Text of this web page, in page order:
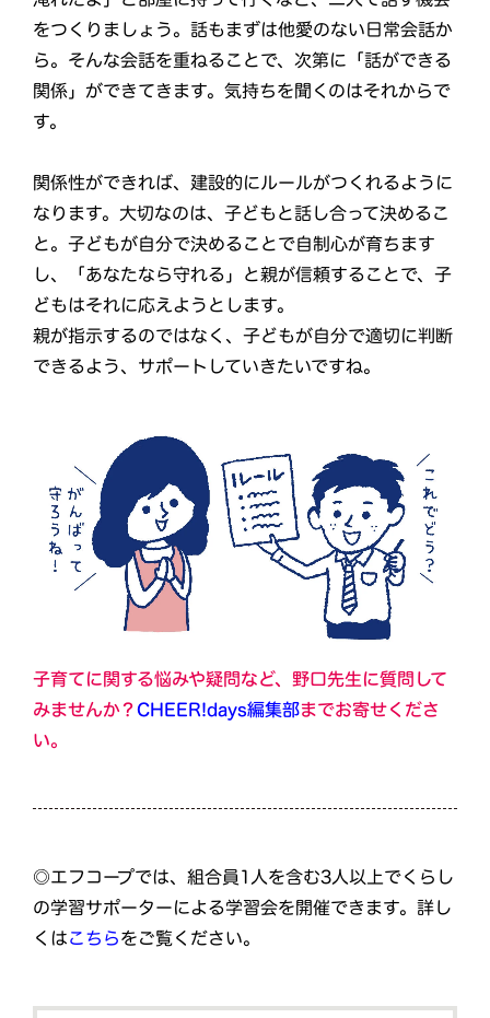
をつくりましょう。話もまずは他愛のない日常会話か
ら。そんな会話を重ねることで、次第に「話ができる
関係」ができてきます。気持ちを聞くのはそれからで
す。
関係性ができれば、建設的にルールがつくれるように
なります。大切なのは、子どもと話し合って決めるこ
と。子どもが自分で決めることで自制心が育ちます
し、「あなたなら守れる」と親が信頼することで、子
どもはそれに応えようとします。
親が指示するのではなく、子どもが自分で適切に判断
できるよう、サポートしていきたいですね。
子育てに関する悩みや疑問など、野口先生に質問して
みませんか？CHEER!days編集部までお寄せくださ
い。
◎エフコープでは、組合員1人を含む3人以上でくらし
の学習サポーターによる学習会を開催できます。詳し
くはこちらをご覧ください。